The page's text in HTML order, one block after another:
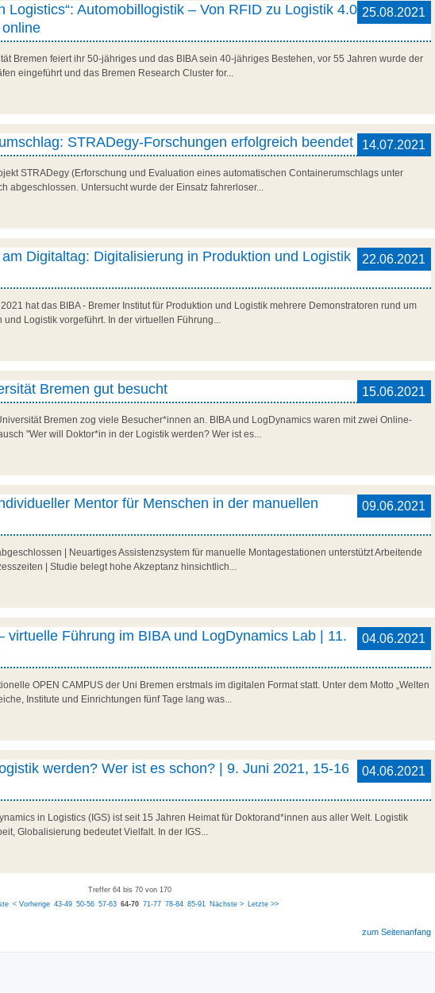
25.08.2021
Logistics“: Automobillogistik – Von RFID zu Logistik 4.0
Bremen feiert ihr 50-jähriges und das BIBA sein 40-jähriges Bestehen, vor 55 Jahren wurde der
eingeführt und das Bremen Research Cluster for...
14.07.2021
STRADegy-Forschungen erfolgreich beendet
STRADegy (Erforschung und Evaluation eines automatischen Containerumschlags unter
abgeschlossen. Untersucht wurde der Einsatz fahrerloser...
22.06.2021
Digitaltag: Digitalisierung in Produktion und Logistik
hat das BIBA - Bremer Institut für Produktion und Logistik mehrere Demonstratoren rund um
Logistik vorgeführt. In der virtuellen Führung...
15.06.2021
Bremen gut besucht
Bremen zog viele Besucher*innen an. BIBA und LogDynamics waren mit zwei Online-
"Wer will Doktor*in in der Logistik werden? Wer ist es...
09.06.2021
Mentor für Menschen in der manuellen
| Neuartiges Assistenzsystem für manuelle Montagestationen unterstützt Arbeitende
| Studie belegt hohe Akzeptanz hinsichtlich...
04.06.2021
virtuelle Führung im BIBA und LogDynamics Lab | 11.
OPEN CAMPUS der Uni Bremen erstmals im digitalen Format statt. Unter dem Motto „Welten
Institute und Einrichtungen fünf Tage lang was...
04.06.2021
werden? Wer ist es schon? | 9. Juni 2021, 15-16
in Logistics (IGS) ist seit 15 Jahren Heimat für Doktorand*innen aus aller Welt. Logistik
Globalisierung bedeutet Vielfalt. In der IGS...
Treffer 64 bis 70 von 170
< Vorherige 43-49 50-56 57-63 64-70 71-77 78-84 85-91 Nächste > Letzte >>
zum Seitenanfang